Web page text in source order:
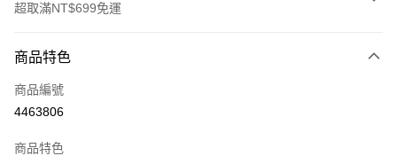
超取滿NT$699免運
信用卡一次付款
超商取貨付款
商品特色
商品編號
4463806
商品特色